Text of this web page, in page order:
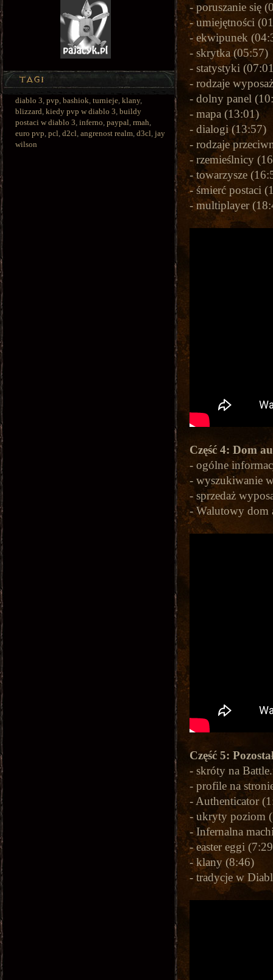
- poruszanie się
- umiejętności
- ekwipunek
- skrytka (05:57)
- statystyki
- rodzaje
- dolny panel
- mapa (13:01)
- dialogi (13:57)
- rodzaje
- rzemieślnicy
- towarzysze
- śmierć postaci
- multiplayer
Część 4: Dom
- ogólne
- wyszukiwanie
- sprzedaż
- Walutowy dom
Część 5:
- skróty na
- profile na
- Authenticator
- ukryty poziom
- Infernalna
- easter eggi
- klany (8:46)
- tradycje w
diablo 3, pvp, bashiok, turnieje, klany,
blizzard, kiedy pvp w diablo 3, buildy
postaci w diablo 3, inferno, paypal, rmah,
euro pvp, pcl, d2cl, angrenost realm, d3cl, jay
wilson